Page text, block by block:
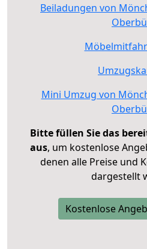
Beiladungen von
Mini Umzug von
Bitte füllen Sie das
aus, um kostenlose
denen alle Preise und
dargestellt
Kostenlose